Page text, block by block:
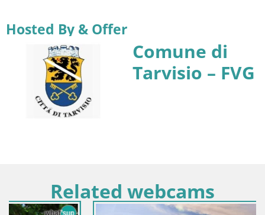
Hosted By & Offer
Comune di
Tarvisio – FVG
Related webcams